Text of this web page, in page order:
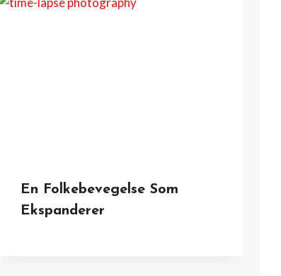
En Folkebevegelse Som
Ekspanderer